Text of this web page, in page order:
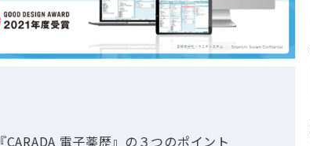
『CARADA 電子薬歴』の３つのポイント